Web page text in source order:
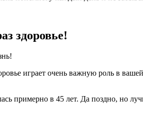
здоровье!
играет очень важную роль в
примерно в 45 лет. Да поздно, но